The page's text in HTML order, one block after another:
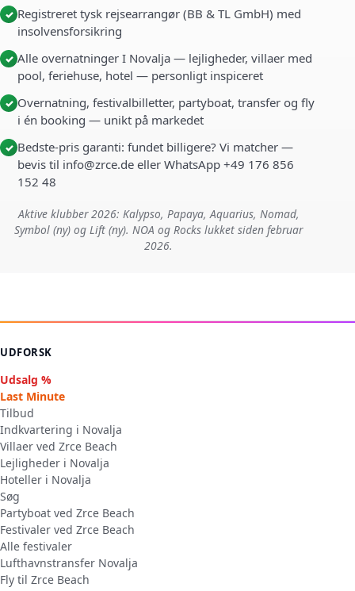
✓ Registreret tysk rejsearrangør (BB & TL GmbH) med
insolvensforsikring
✓ Alle overnatninger I Novalja — lejligheder, villaer med
pool, feriehuse, hotel — personligt inspiceret
✓ Overnatning, festivalbilletter, partyboat, transfer og fly
i én booking — unikt på markedet
✓ Bedste-pris garanti: fundet billigere? Vi matcher —
bevis til info@zrce.de eller WhatsApp +49 176 856
152 48
Aktive klubber 2026: Kalypso, Papaya, Aquarius, Nomad,
Symbol (ny) og Lift (ny). NOA og Rocks lukket siden februar
2026.
UDFORSK
Udsalg %
Last Minute
Tilbud
Indkvartering i Novalja
Villaer ved Zrce Beach
Lejligheder i Novalja
Hoteller i Novalja
Søg
Partyboat ved Zrce Beach
Festivaler ved Zrce Beach
Alle festivaler
Lufthavnstransfer Novalja
Fly til Zrce Beach